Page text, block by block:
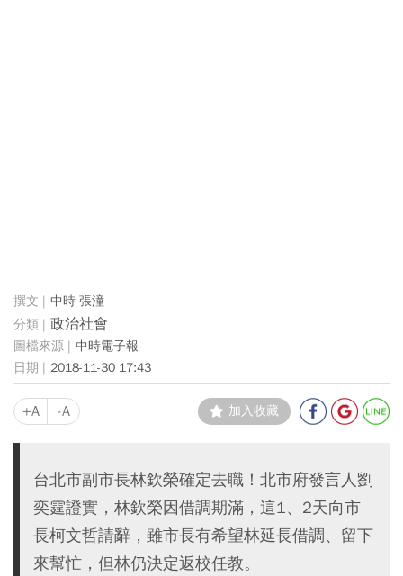
中時 張潼
政治社會
中時電子報
2018-11-30 17:43
+A -A 加入收藏
台北市副市長林欽榮確定去職！北市府發言人劉
奕霆證實，林欽榮因借調期滿，這1、2天向市
長柯文哲請辭，雖市長有希望林延長借調、留下
來幫忙，但林仍決定返校任教。